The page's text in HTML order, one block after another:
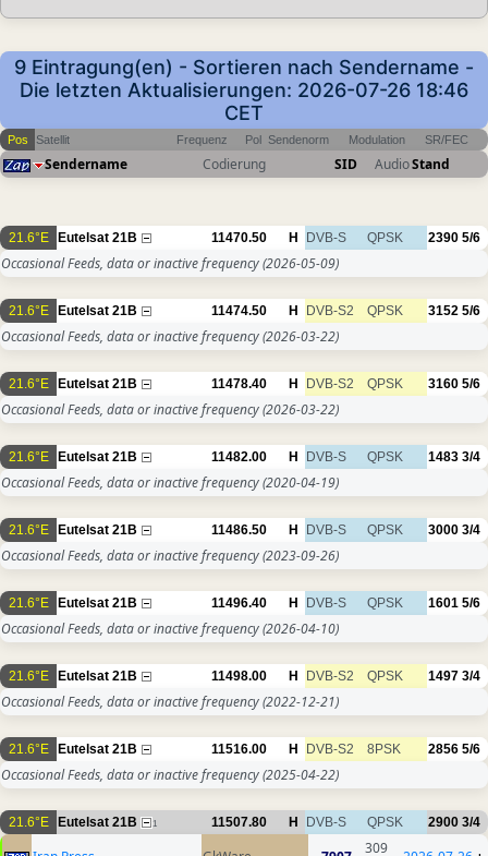
9 Eintragung(en) - Sortieren nach Sendername -
Die letzten Aktualisierungen: 2026-07-26 18:46
CET
Pos Satellit Frequenz Pol Sendenorm Modulation SR/FEC
Sendername Codierung SID AudioStand
21.6°E Eutelsat 21B 11470.50 H DVB-S QPSK 2390 5/6
Occasional Feeds, data or inactive frequency(2026-05-09)
21.6°E Eutelsat 21B 11474.50 H DVB-S2 QPSK 3152 5/6
Occasional Feeds, data or inactive frequency(2026-03-22)
21.6°E Eutelsat 21B 11478.40 H DVB-S2 QPSK 3160 5/6
Occasional Feeds, data or inactive frequency(2026-03-22)
21.6°E Eutelsat 21B 11482.00 H DVB-S QPSK 1483 3/4
Occasional Feeds, data or inactive frequency(2020-04-19)
21.6°E Eutelsat 21B 11486.50 H DVB-S QPSK 3000 3/4
Occasional Feeds, data or inactive frequency(2023-09-26)
21.6°E Eutelsat 21B 11496.40 H DVB-S QPSK 1601 5/6
Occasional Feeds, data or inactive frequency(2026-04-10)
21.6°E Eutelsat 21B 11498.00 H DVB-S2 QPSK 1497 3/4
Occasional Feeds, data or inactive frequency(2022-12-21)
21.6°E Eutelsat 21B 11516.00 H DVB-S2 8PSK 2856 5/6
Occasional Feeds, data or inactive frequency(2025-04-22)
21.6°E Eutelsat 21B 1 11507.80 H DVB-S QPSK 2900 3/4
309